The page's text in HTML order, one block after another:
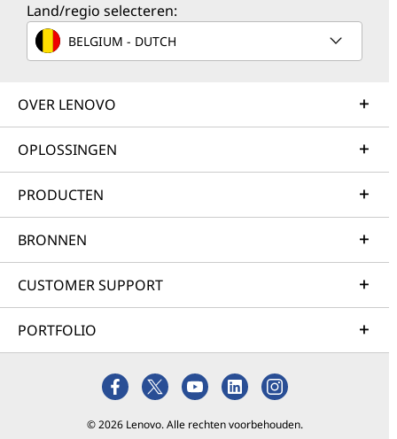
Land/regio selecteren:
BELGIUM - DUTCH
OVER LENOVO
OPLOSSINGEN
PRODUCTEN
BRONNEN
CUSTOMER SUPPORT
PORTFOLIO
© 2026 Lenovo. Alle rechten voorbehouden.